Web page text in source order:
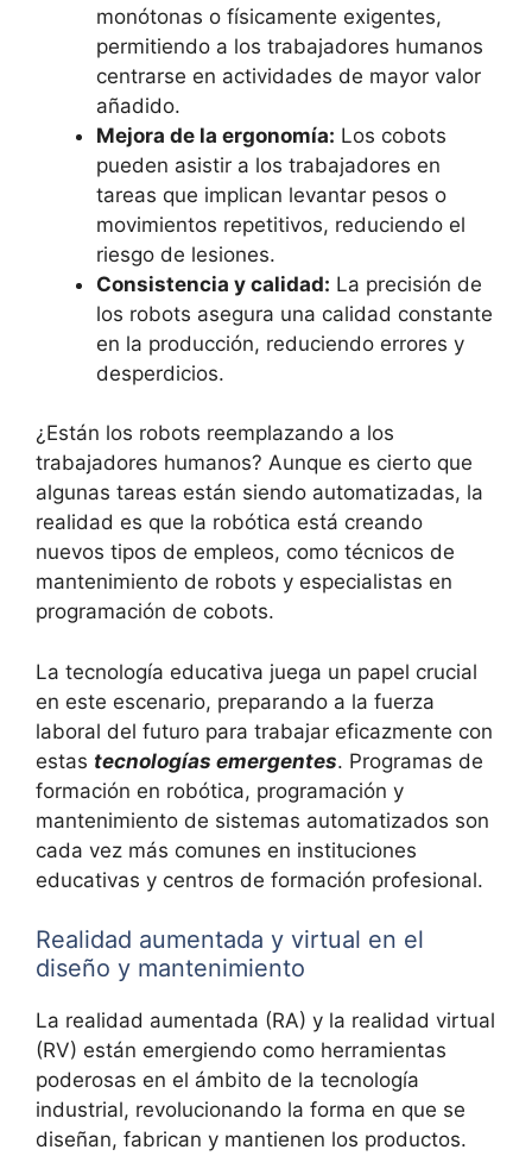
monótonas o físicamente exigentes,
permitiendo a los trabajadores humanos
centrarse en actividades de mayor valor
añadido.
Mejora de la ergonomía: Los cobots
pueden asistir a los trabajadores en
tareas que implican levantar pesos o
movimientos repetitivos, reduciendo el
riesgo de lesiones.
Consistencia y calidad: La precisión de
los robots asegura una calidad constante
en la producción, reduciendo errores y
desperdicios.
¿Están los robots reemplazando a los
trabajadores humanos? Aunque es cierto que
algunas tareas están siendo automatizadas, la
realidad es que la robótica está creando
nuevos tipos de empleos, como técnicos de
mantenimiento de robots y especialistas en
programación de cobots.
La tecnología educativa juega un papel crucial
en este escenario, preparando a la fuerza
laboral del futuro para trabajar eficazmente con
estas tecnologías emergentes. Programas de
formación en robótica, programación y
mantenimiento de sistemas automatizados son
cada vez más comunes en instituciones
educativas y centros de formación profesional.
Realidad aumentada y virtual en el
diseño y mantenimiento
La realidad aumentada (RA) y la realidad virtual
(RV) están emergiendo como herramientas
poderosas en el ámbito de la tecnología
industrial, revolucionando la forma en que se
diseñan, fabrican y mantienen los productos.